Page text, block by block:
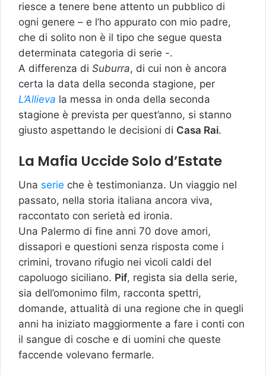
riesce a tenere bene attento un pubblico di
ogni genere – e l’ho appurato con mio padre,
che di solito non è il tipo che segue questa
determinata categoria di serie -.
A differenza di Suburra, di cui non è ancora
certa la data della seconda stagione, per
L’Allieva la messa in onda della seconda
stagione è prevista per quest’anno, si stanno
giusto aspettando le decisioni di Casa Rai.
La Mafia Uccide Solo d’Estate
Una serie che è testimonianza. Un viaggio nel
passato, nella storia italiana ancora viva,
raccontato con serietà ed ironia.
Una Palermo di fine anni 70 dove amori,
dissapori e questioni senza risposta come i
crimini, trovano rifugio nei vicoli caldi del
capoluogo siciliano. Pif, regista sia della serie,
sia dell’omonimo film, racconta spettri,
domande, attualità di una regione che in quegli
anni ha iniziato maggiormente a fare i conti con
il sangue di cosche e di uomini che queste
faccende volevano fermarle.